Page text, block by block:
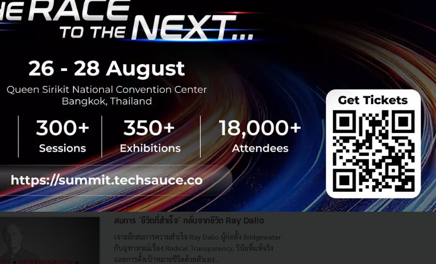
ษย์’
กิดขึ้นได้ในปี 2025 ไม่ใช่เรื่องแปลก แต่เป็นสัญญาณว่าเทคโนโลยีเดินหน้าไป
No comment
สมการ ‘ชีวิตที่สำเร็จ’ กลั่นจากชีวิต Ray Dalio
เจาะลึกสมการความสำเร็จ Ray Dalio ผู้ก่อตั้ง Bridgewater
กับอุทาหรณ์เรื่อง Radical Transparency, วินัยที่แท้จริง
และการตั้งเป้าหมายชีวิตด้วยตัวเอง...